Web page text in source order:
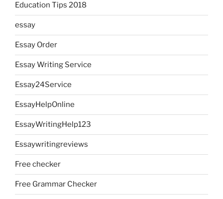
Education Tips 2018
essay
Essay Order
Essay Writing Service
Essay24Service
EssayHelpOnline
EssayWritingHelp123
Essaywritingreviews
Free checker
Free Grammar Checker